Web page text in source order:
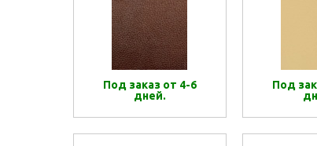
Под заказ от 4-6
дней.
Под